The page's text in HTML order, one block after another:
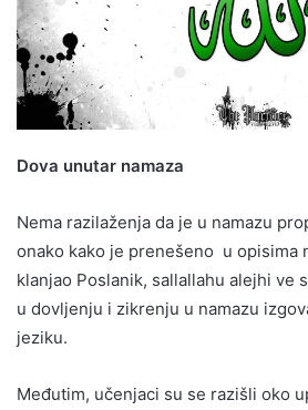
Dova unutar namaza
Nema razilaženja da je u namazu
onako kako je prenešeno u opisima
klanjao Poslanik, sallallahu alejhi ve
u dovljenju i zikrenju u namazu
jeziku.
Međutim, učenjaci su se razišli oko